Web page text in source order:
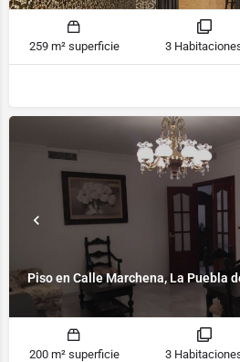
259 m² superficie 3
Piso en Calle Marchena, La Puebla
200 m² superficie 3